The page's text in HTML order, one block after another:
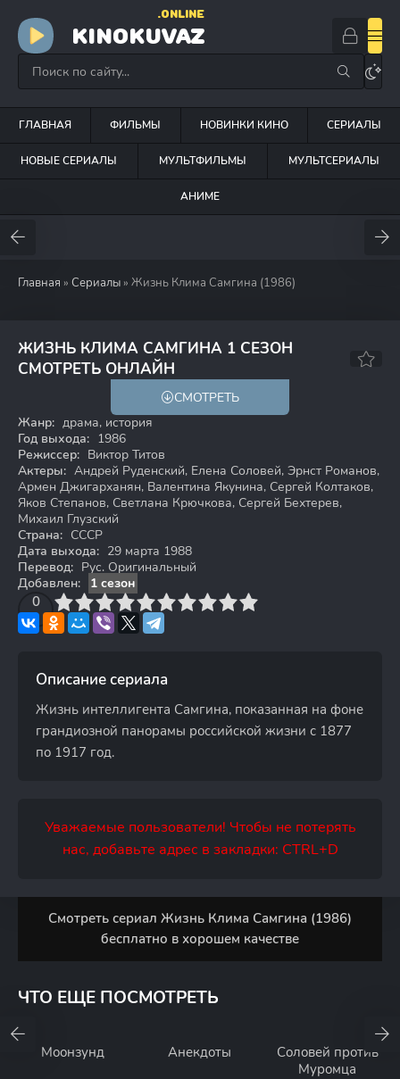
KINOKUVAZ
.ONLINE
ГЛАВНАЯ ФИЛЬМЫ НОВИНКИ КИНО СЕРИАЛЫ
НОВЫЕ СЕРИАЛЫ МУЛЬТФИЛЬМЫ МУЛЬТСЕРИАЛЫ
АНИМЕ
Главная » Сериалы » Жизнь Клима Самгина (1986)
ЖИЗНЬ КЛИМА САМГИНА 1 СЕЗОН
СМОТРЕТЬ ОНЛАЙН
7.8
СМОТРЕТЬ
Жанр: драма, история
Год выхода: 1986
Режиссер: Виктор Титов
Актеры: Андрей Руденский, Елена Соловей, Эрнст Романов,
Армен Джигарханян, Валентина Якунина, Сергей Колтаков,
Яков Степанов, Светлана Крючкова, Сергей Бехтерев,
Михаил Глузский
Страна: СССР
Дата выхода: 29 марта 1988
Перевод: Рус. Оригинальный
Добавлен:
1 сезон
0
4 6 7 8 9 10
Описание сериала
Жизнь интеллигента Самгина, показанная на фоне
грандиозной панорамы российской жизни с 1877
по 1917 год.
Уважаемые пользователи! Чтобы не потерять
нас, добавьте адрес в закладки: CTRL+D
Смотреть сериал Жизнь Клима Самгина (1986)
бесплатно в хорошем качестве
ЧТО ЕЩЕ ПОСМОТРЕТЬ
Моонзунд Анекдоты
Соловей против
Муромца